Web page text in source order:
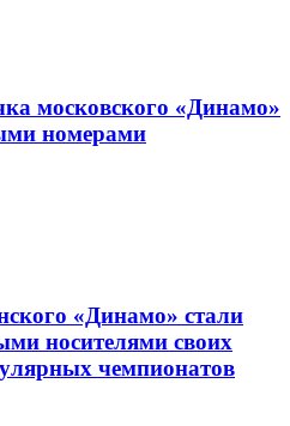
московского «Динамо»
номерами
«Динамо» стали
носителями своих
чемпионатов